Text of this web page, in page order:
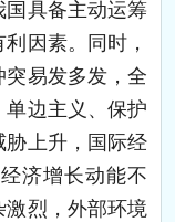
具备主动运筹
因素。同时，
易发多发，全
边主义、保护
胁上升，国际经
济增长动能不
激烈，外部环境